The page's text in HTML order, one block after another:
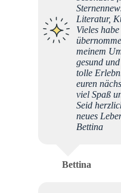
Literatur,
Vieles
meinem
gesund
tolle
euren
viel Spaß
Seid
neues
Bettina
Bettina